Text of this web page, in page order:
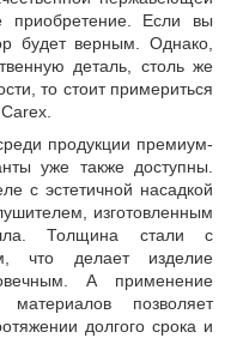
приобретение. Если вы
будет верным. Однако,
деталь, столь же
то стоит примериться
продукции премиум-
уже также доступны.
с эстетичной насадкой
изготовленным
Толщина стали с
что делает изделие
А применение
позволяет
долгого срока и